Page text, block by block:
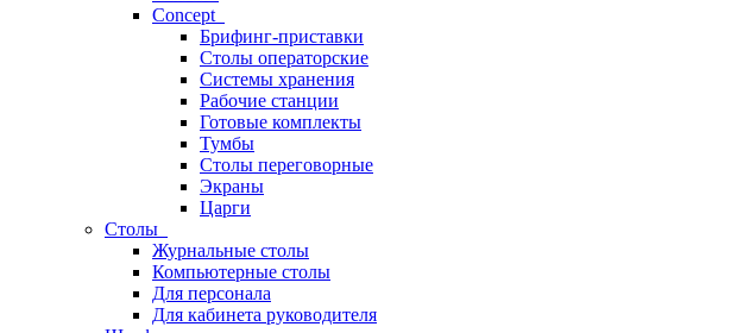
Concept
Брифинг-приставки
Столы операторские
Системы хранения
Рабочие станции
Готовые комплекты
Тумбы
Столы переговорные
Экраны
Царги
Столы
Журнальные столы
Компьютерные столы
Для персонала
Для кабинета руководителя